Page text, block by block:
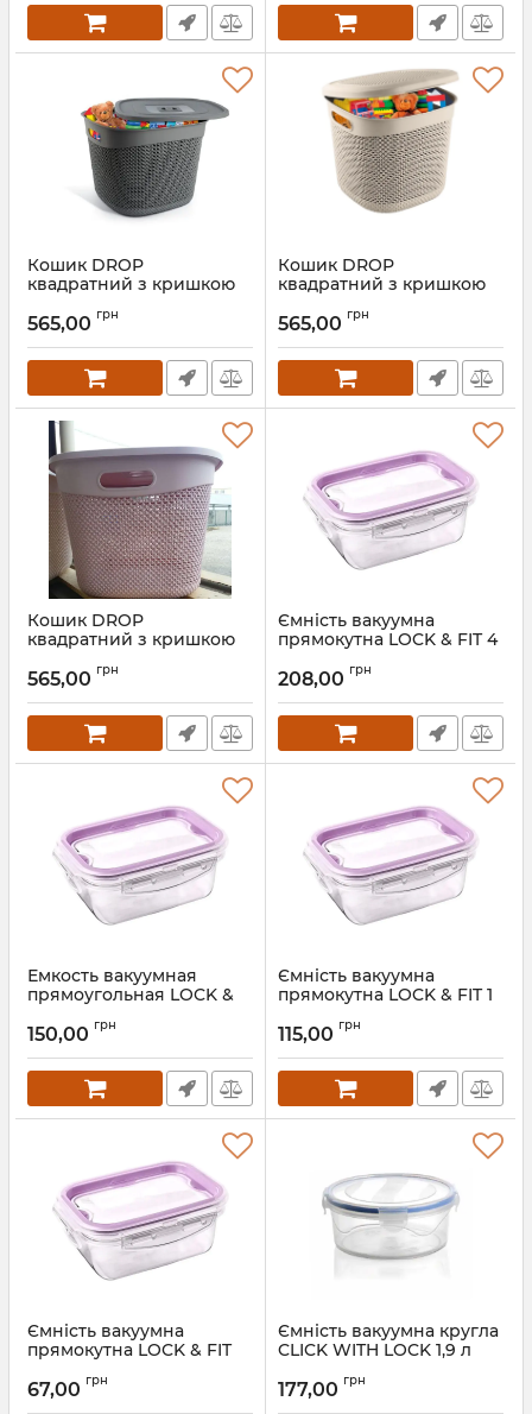
Кошик DROP
квадратний з кришкою
116903.2
Артикул: 116903.2
565,00 грн
Кошик DROP
квадратний з кришкою
Артикул: 116903
565,00 грн
Кошик DROP
квадратний з кришкою
116903.1
Артикул: 116903.1
565,00 грн
Ємність вакуумна
прямокутна LOCK & FIT 4
Артикул: 106607
208,00 грн
Емкость вакуумная
прямоугольная LOCK &
Артикул: 106508
150,00 грн
Ємність вакуумна
прямокутна LOCK & FIT 1
Артикул: 106409
115,00 грн
Ємність вакуумна
прямокутна LOCK & FIT
Артикул: 106300
67,00 грн
Ємність вакуумна кругла
CLICK WITH LOCK 1,9 л
Артикул: 66002
177,00 грн